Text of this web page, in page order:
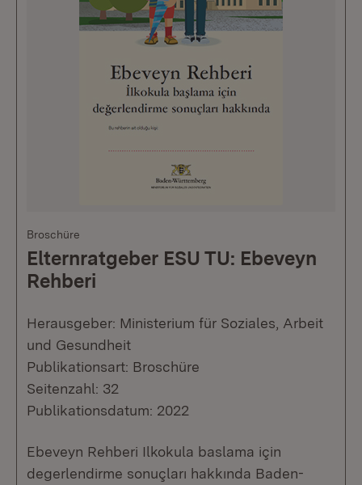
Broschüre
Elternratgeber ESU TU: Ebeveyn
Rehberi
Herausgeber: Ministerium für Soziales, Arbeit
und Gesundheit
Publikationsart: Broschüre
Seitenzahl: 32
Publikationsdatum: 2022
Ebeveyn Rehberi Ilkokula baslama için
degerlendirme sonuçları hakkında Baden-